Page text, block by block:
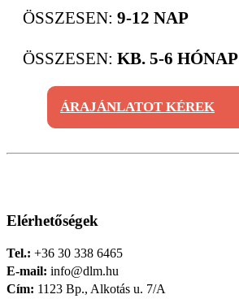
ÖSSZESEN: 9-12 NAP
ÖSSZESEN: KB. 5-6 HÓNAP
ÁRAJÁNLATOT KÉREK
Elérhetőségek
Tel.: +36 30 338 6465
E-mail: info@dlm.hu
Cím: 1123 Bp., Alkotás u. 7/A